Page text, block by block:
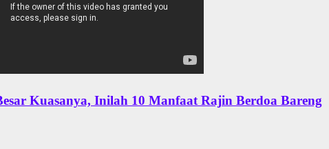
Kuasanya, Inilah 10 Manfaat Rajin Berdoa Bareng